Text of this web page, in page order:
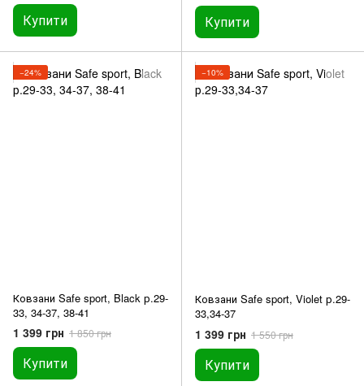
Купити Купити
−24%
Ковзани Safe sport, Black р.29-
33, 34-37, 38-41
1 399 грн 1 850 грн
Купити
−10%
Ковзани Safe sport, Violet р.29-
33,34-37
1 399 грн 1 550 грн
Купити